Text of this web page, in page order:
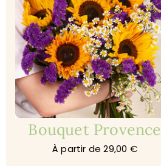
Bouquet Provence
À partir de 29,00 €